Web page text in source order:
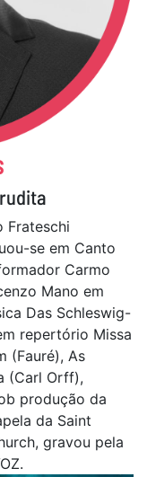
Frateschi
se em Canto
Carmo
Mano em
Das Schleswig-
repertório Missa
(Fauré), As
(Carl Orff),
produção da
da Saint
gravou pela